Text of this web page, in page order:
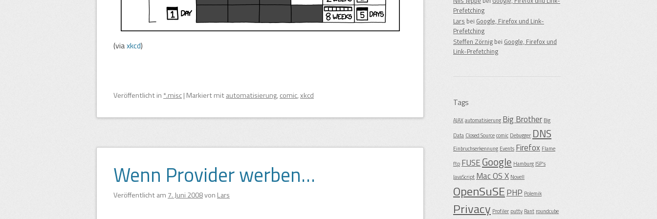
(viaxkcd)
Veröffentlichtin *.misc| Markiert mitautomatisierung,comic,xkcd
Wenn Provider werben…
Veröffentlicht am 7. Juni 2008von Lars
Prefetching
Lars bei Google, Firefox und Link-
Prefetching
Steffen Zörnig bei Google, Firefox und
Link-Prefetching
Tags
AJAXautomatisierung Big Brother Big
Data Closed Sourcecomic Debugger DNS
Einbruchserkennung Events Firefox Flame
ftp FUSEGoogle Hamburg ISP's
JavaScript Mac OS X Novell
OpenSuSEPHP Polemik
Privacy Profiler putty Rant roundcube